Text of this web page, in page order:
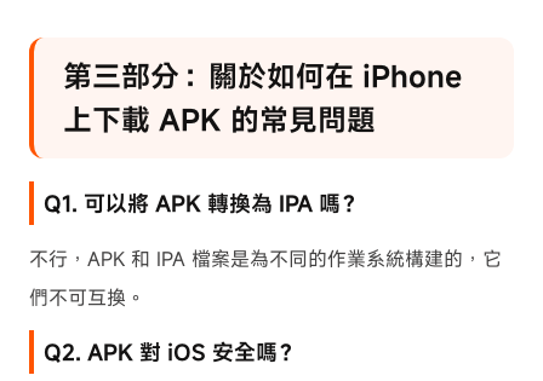
第三部分：關於如何在 iPhone
上下載 APK 的常見問題
Q1. 可以將 APK 轉換為 IPA 嗎？
不行，APK 和 IPA 檔案是為不同的作業系統構建的，它
們不可互換。
Q2. APK 對 iOS 安全嗎？